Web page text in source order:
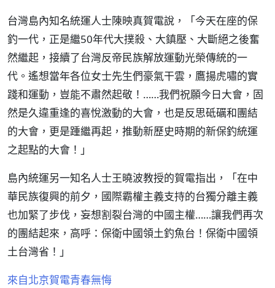
台灣島內知名統運人士陳映真賀電說，「今天在座的保
釣一代，正是繼50年代大撲殺、大鎮壓、大斷絕之後奮
然繼起，接續了台灣反帝民族解放運動光榮傳統的一
代。遙想當年各位女士先生們豪氣干雲，鷹揚虎嘯的實
踐和運動，豈能不肅然起敬！……我們祝願今日大會，固
然是久違重逢的喜悅激動的大會，也是反思砥礪和團結
的大會，更是踵繼再起，推動新歷史時期的新保釣統運
之起點的大會！」
島內統運另一知名人士王曉波教授的賀電指出，「在中
華民族復興的前夕，國際霸權主義支持的台獨分離主義
也加緊了步伐，妄想割裂台灣的中國主權……讓我們再次
的團結起來，高呼：保衛中國領土釣魚台！保衛中國領
土台灣省！」
來自北京賀電青春無悔